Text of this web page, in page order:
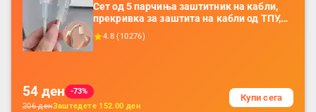
Сет од 5 парчиња заштитник на кабли,
прекривка за заштита на кабли од ТПУ,
додатоци за заштита на кабли, без
батерија, за мобилни телефони, комплет
4.8 ( 10276)
54 ден
-73%
206денЗаштедете 152.00 ден
Купи сега